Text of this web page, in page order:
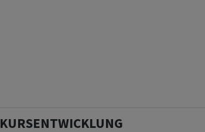
KURSENTWICKLUNG